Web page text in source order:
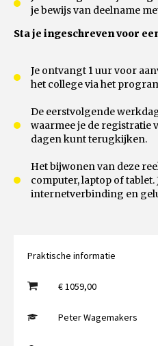
je bewijs van deelname
Sta je ingeschreven voor
Je ontvangt 1 uur voor
het college via het
De eerstvolgende
waarmee je de registratie
dagen kunt terugkijken.
Het bijwonen van deze
computer, laptop of
internetverbinding en
Praktische informatie
€ 1059,00
Peter Wagemakers